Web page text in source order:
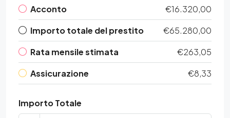
Acconto
€16.320,00
Importo totale del prestito
€65.280,00
Rata mensile stimata
€263,05
Assicurazione
€8,33
Importo Totale